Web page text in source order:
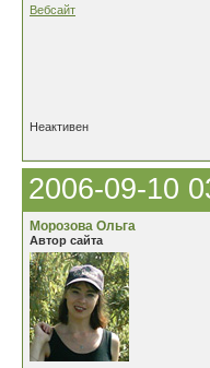
Вебсайт
Неактивен
2006-09-10
Морозова Ольга
Автор сайта